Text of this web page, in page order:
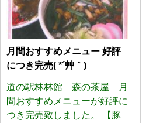
月間おすすめメニュー 好評
につき完売( *´艸｀)
道の駅林林館 森の茶屋 月
間おすすめメニューが好評に
つき完売致しました。 【豚